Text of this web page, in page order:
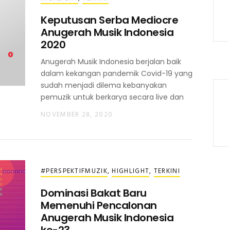
Keputusan Serba Mediocre
Anugerah Musik Indonesia
2020
Anugerah Musik Indonesia berjalan baik
dalam kekangan pandemik Covid-19 yang
sudah menjadi dilema kebanyakan
pemuzik untuk berkarya secara live dan
NOVEMBER 28, 2020
#PERSPEKTIFMUZIK,HIGHLIGHT, TERKINI
Dominasi Bakat Baru
Memenuhi Pencalonan
Anugerah Musik Indonesia